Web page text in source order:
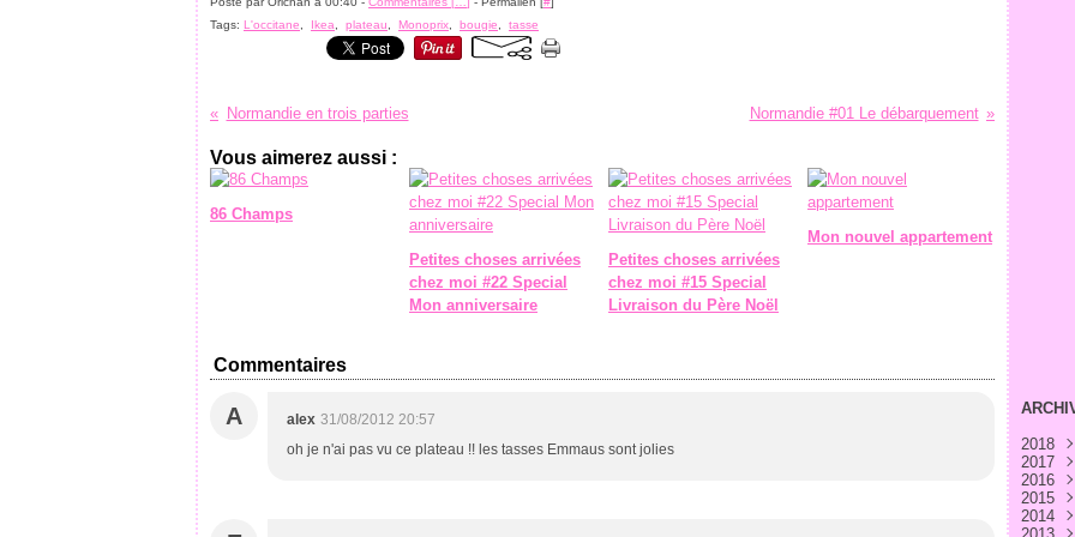
Tags: L'occitane Ikea plateau Monoprix bougie tasse
Normandie en trois parties Normandie #01 Le débarquement
Vous aimerez aussi :
86 Champs
Petites choses arrivées
chez moi #22 Special
Mon anniversaire
Petites choses arrivées
chez moi #15 Special
Livraison du Père Noël
Mon nouvel appartement
Commentaires
A alex 31/08/2012 20:57
oh je n'ai pas vu ce plateau !! les tasses Emmaus sont jolies
2018
Avril
2017
2016
2015
2014